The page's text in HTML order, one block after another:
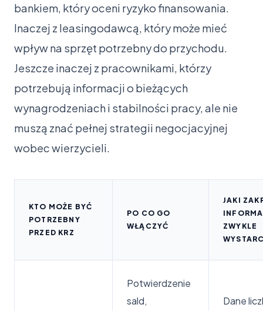
bankiem, który oceni ryzyko finansowania.
Inaczej z leasingodawcą, który może mieć
wpływ na sprzęt potrzebny do przychodu.
Jeszcze inaczej z pracownikami, którzy
potrzebują informacji o bieżących
wynagrodzeniach i stabilności pracy, ale nie
muszą znać pełnej strategii negocjacyjnej
wobec wierzycieli.
KTO MOŻE BYĆ
POTRZEBNY
PRZED KRZ
PO CO GO
WŁĄCZYĆ
JAKI
ZWYKLE
Potwierdzenie
sald,
Dane